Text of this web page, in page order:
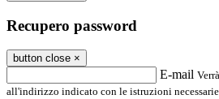
Recupero password
button close ×
E-mail
all'indirizzo indicato con le istruzioni